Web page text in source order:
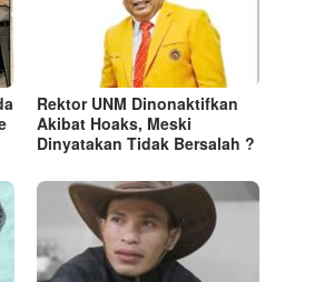
Rektor UNM Dinonaktifkan
Akibat Hoaks, Meski
Dinyatakan Tidak Bersalah ?